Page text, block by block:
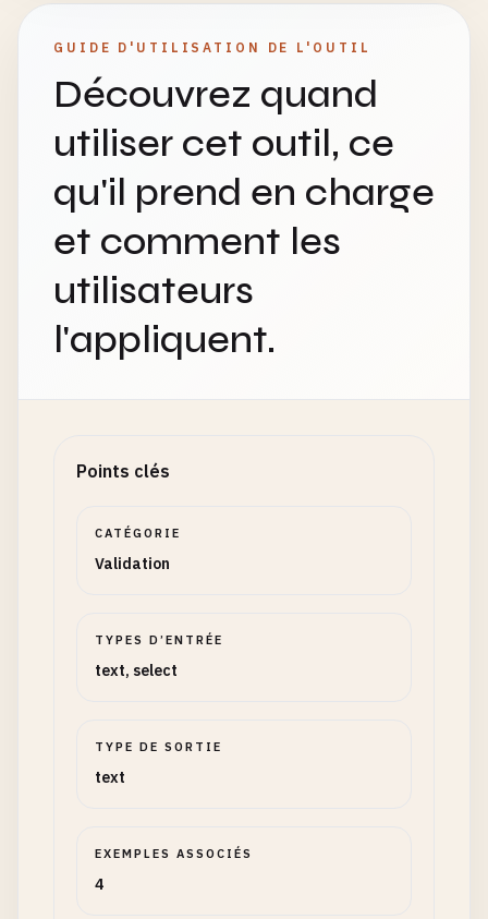
GUIDE D'UTILISATION DE L'OUTIL
Découvrez quand
utiliser cet outil, ce
qu'il prend en charge
et comment les
utilisateurs
l'appliquent.
Points clés
CATÉGORIE
Validation
TYPES D’ENTRÉE
text, select
TYPE DE SORTIE
text
EXEMPLES ASSOCIÉS
4